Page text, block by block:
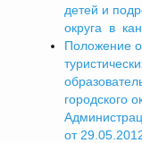
детей и
округа в
Положение
городского
от